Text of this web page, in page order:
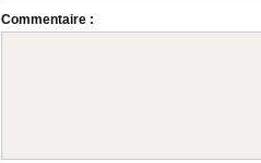
Commentaire :